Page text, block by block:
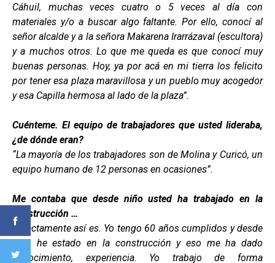
Cáhuil, muchas veces cuatro o 5 veces al día con
materiales y/o a buscar algo faltante. Por ello, conocí al
señor alcalde y a la señora Makarena Irarrázaval (escultora)
y a muchos otros. Lo que me queda es que conocí muy
buenas personas. Hoy, ya por acá en mi tierra los felicito
por tener esa plaza maravillosa y un pueblo muy acogedor
y esa Capilla hermosa al lado de la plaza”.
Cuénteme. El equipo de trabajadores que usted lideraba,
¿de dónde eran?
“La mayoría de los trabajadores son de Molina y Curicó, un
equipo humano de 12 personas en ocasiones”.
Me contaba que desde niño usted ha trabajado en la
construcción …
“Exactamente así es. Yo tengo 60 años cumplidos y desde
niño he estado en la construcción y eso me ha dado
conocimiento, experiencia. Yo trabajo de forma